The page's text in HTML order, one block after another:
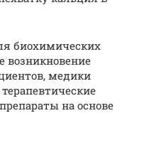
биохимических
возникновение
медики
на основе